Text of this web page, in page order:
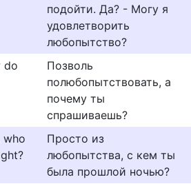
подойти. Да? - Могу я
удовлетворить
любопытство?
do
Позволь
полюбопытствовать, а
почему ты
спрашиваешь?
who
Просто из
любопытства, с кем ты
была прошлой ночью?